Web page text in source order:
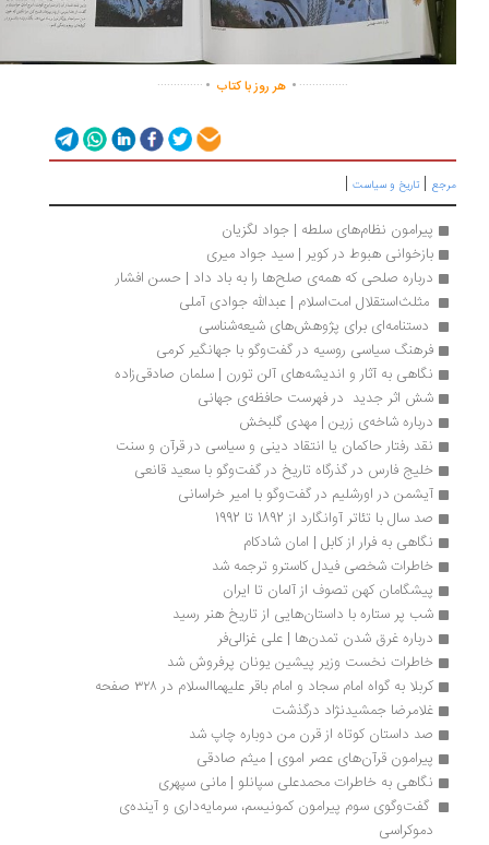
...............
. هر روز با کتاب.
..............
تاریخ و سیاست|
پیرامون نظام‌های سلطه | جواد لگزیان
بازخوانی هبوط در کویر | سید جواد میری
درباره صلحی که همه‌ی صلح‌ها را به باد داد | حسن افشار
مثلث‌استقلال امت‌اسلام | عبدالله جوادی آملی
دستنامه‌ای برای پژوهش‌های شیعه‌شناسی
فرهنگ سیاسی روسیه در گفت‌وگو با جهانگیر کرمی
نگاهی به آثار و اندیشه‌های آلن تورن | سلمان صادقی‌زاده
شش اثر جدید  در فهرست حافظه‌ی جهانی
درباره شاخه‌ی زرین | مهدی گلبخش
نقد رفتار حاکمان یا انتقاد دینی و سیاسی در قرآن و سنت
خلیج فارس در گذرگاه تاریخ در گفت‌وگو با سعید قانعی
آیشمن در اورشلیم در گفت‌وگو با امیر خراسانی
صد سال با تئاتر آوانگارد از 1892 تا 1992
نگاهی به فرار از کابل | امان شادکام
خاطرات شخصی فیدل کاسترو ترجمه شد
پیشگامان کهن تصوف از آلمان تا ایران
شب پر ستاره با داستان‌هایی از تاریخ هنر رسید
درباره غرق شدن تمدن‌ها | علی غزالی‌فر
خاطرات نخست وزیر پیشین یونان پرفروش شد
کربلا به گواه امام سجاد و امام باقر علیهماالسلام در ۳۲۸ صفحه
غلامرضا جمشیدنژاد درگذشت
صد داستان کوتاه از قرن من دوباره چاپ شد
پیرامون قرآن‌های عصر اموی | میثم صادقی
نگاهی به خاطرات محمدعلی سپانلو | مانی سپهری
گفت‌وگوی سوم پیرامون کمونیسم، سرمایه‌داری و آینده‌ی
دموکراسی